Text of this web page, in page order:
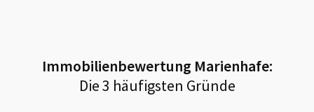
Immobilienbewertung Marienhafe:
Die 3 häufigsten Gründe